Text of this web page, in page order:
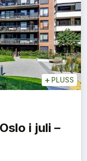
+ PLUSS
i juli –